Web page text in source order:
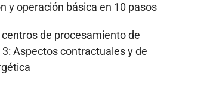
y operación básica en 10 pasos
de procesamiento de
Aspectos contractuales y de